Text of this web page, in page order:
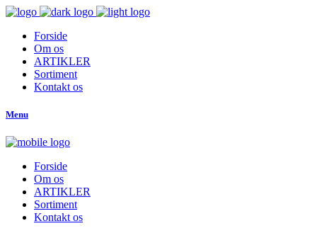
Forside
Om os
ARTIKLER
Sortiment
Kontakt os
Menu
Forside
Om os
ARTIKLER
Sortiment
Kontakt os